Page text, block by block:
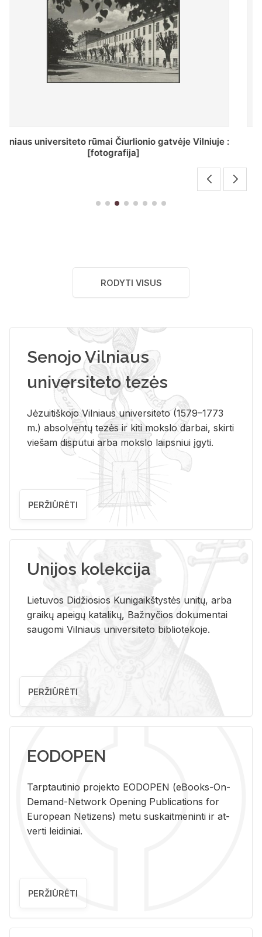
St. Batoro universiteto J. Pilsudskio kolegija :
[fotografija]
RODYTI VISUS
Senojo Vilniaus
universiteto tezės
Jėzuitiškojo Vilniaus universiteto (1579–1773
m.) absolventų tezės ir kiti mokslo darbai, skirti
viešam disputui arba mokslo laipsniui įgyti.
PERŽIŪRĖTI
Unijos kolekcija
Lietuvos Didžiosios Kunigaikštystės unitų, arba
graikų apeigų katalikų, Bažnyčios dokumentai
saugomi Vilniaus universiteto bibliotekoje.
PERŽIŪRĖTI
EODOPEN
Tarp­tau­ti­nio pro­jek­to EO­DO­PEN (eBo­oks-On-
De­mand-Ne­twork Ope­ning Pub­li­ca­tions for
Eu­ro­pe­an Ne­ti­zens) metu su­skait­me­nin­ti ir at­
ver­ti lei­di­niai.
PERŽIŪRĖTI